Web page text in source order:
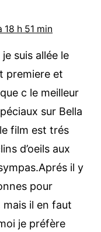
18 h 51 min
suis allée le
premiere et
c le meilleur
sur Bella
film est trés
d’oeils aux
il y
pour
il en faut
je préfère